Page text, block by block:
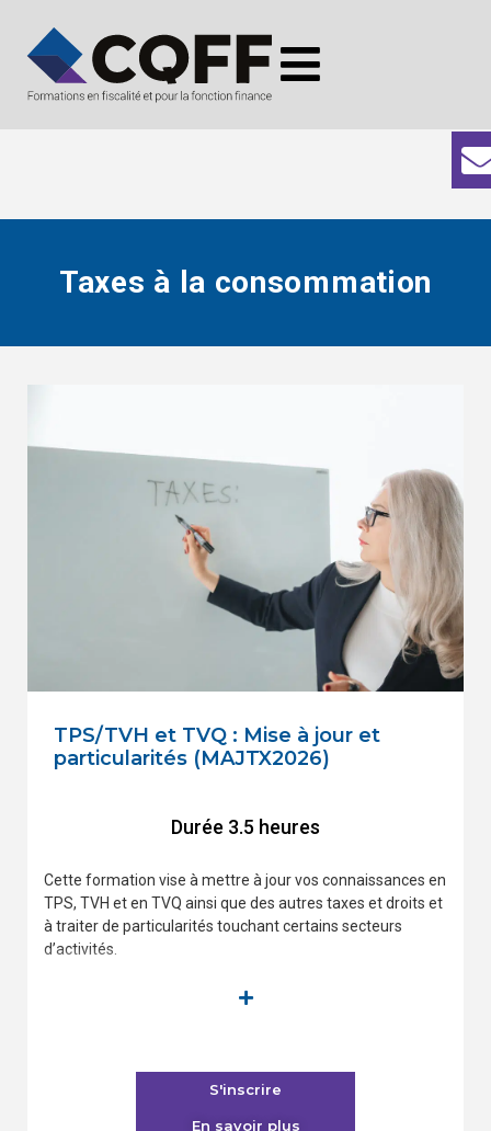
Taxes à la consommation
TPS/TVH et TVQ : Mise à jour et
particularités (MAJTX2026)
Durée 3.5 heures
Cette formation vise à mettre à jour vos connaissances en
TPS, TVH et en TVQ ainsi que des autres taxes et droits et
à traiter de particularités touchant certains secteurs
d’activités.
Profitez de nos prix spéciaux en vigueur jusqu’au
continue (UFC) :
3,5 heures reconnues (non accréditées)
S'inscrire
En savoir plus